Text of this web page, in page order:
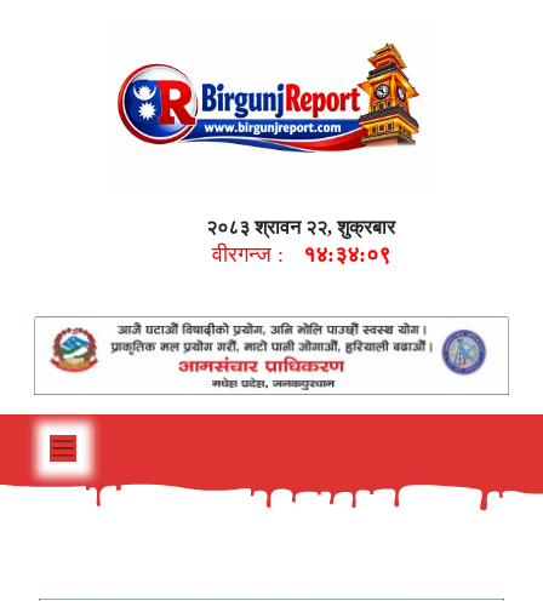
२०८३ श्रावन २२, शुक्रबार
वीरगन्ज : १४:३४:१०